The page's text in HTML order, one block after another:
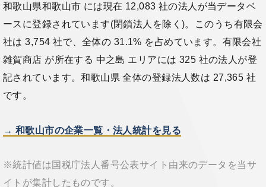
和歌山県和歌山市 には現在 12,083 社の法人が当データベ
ースに登録されています(閉鎖法人を除く)。このうち有限会
社は 3,754 社で、全体の 31.1% を占めています。有限会社
雑賀商店 が所在する 中之島 エリアには 325 社の法人が登
記されています。和歌山県 全体の登録法人数は 27,365 社
です。
→ 和歌山市の企業一覧・法人統計を見る
※統計値は国税庁法人番号公表サイト由来のデータを当サ
イトが集計したものです。